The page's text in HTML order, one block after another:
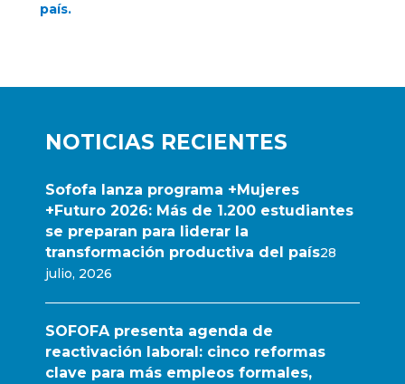
NOTICIAS RECIENTES
Sofofa lanza programa +Mujeres
+Futuro 2026: Más de 1.200 estudiantes
se preparan para liderar la
transformación productiva del país28
julio, 2026
SOFOFA presenta agenda de
reactivación laboral: cinco reformas
clave para más empleos formales,
país.